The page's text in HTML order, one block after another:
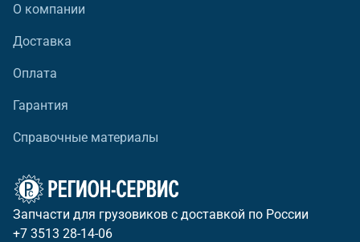
О компании
Доставка
Оплата
Гарантия
Справочные материалы
Запчасти для грузовиков с доставкой по России
+7 3513 28-14-06